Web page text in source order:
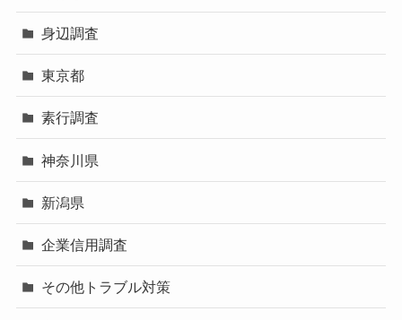
身辺調査
東京都
素行調査
神奈川県
新潟県
企業信用調査
その他トラブル対策